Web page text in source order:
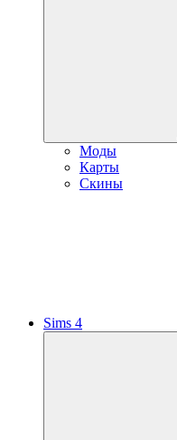
Моды
Карты
Скины
Sims 4